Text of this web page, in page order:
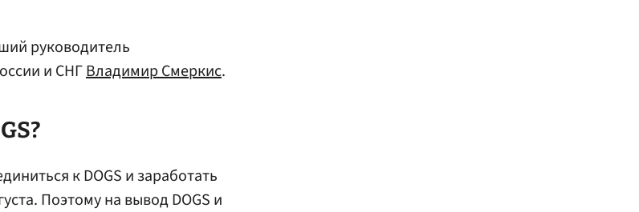
руководитель
и СНГВладимир Смеркис.
к DOGS и заработать
Поэтому на вывод DOGS и